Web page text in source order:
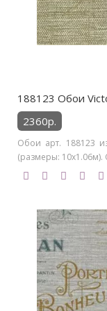
188123 Обои
2360р.
Обои арт. 188123
(размеры: 10х1.06м).